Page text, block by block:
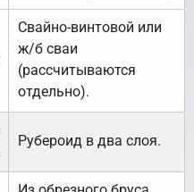
Свайно-винтовой или
ж/б сваи
(рассчитываются
отдельно).
Рубероид в два слоя.